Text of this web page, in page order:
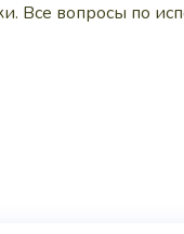
Все вопросы по